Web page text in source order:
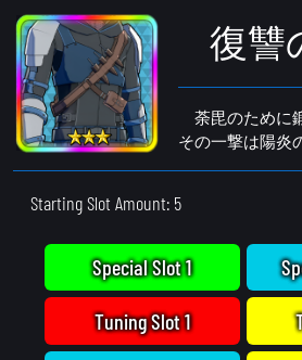
復讐
荼毘のために
その一撃は陽炎
Starting Slot Amount: 5
Special Slot 1
Tuning Slot 1